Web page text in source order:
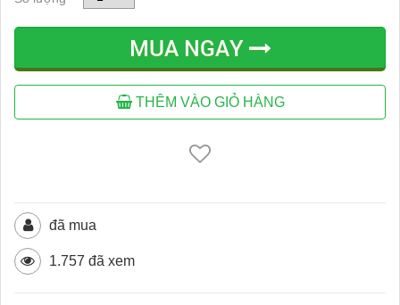
MUA NGAY
THÊM VÀO GIỎ HÀNG
đã mua
1.757 đã xem